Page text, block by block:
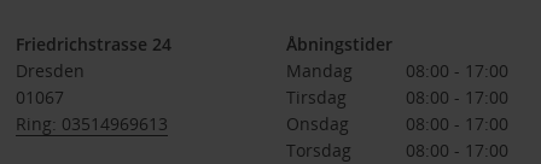
Friedrichstrasse 24
Dresden
01067
Ring: 03514969613
Åbningstider
Mandag
08:00 - 17:00
Tirsdag
08:00 - 17:00
Onsdag
08:00 - 17:00
Torsdag
08:00 - 17:00